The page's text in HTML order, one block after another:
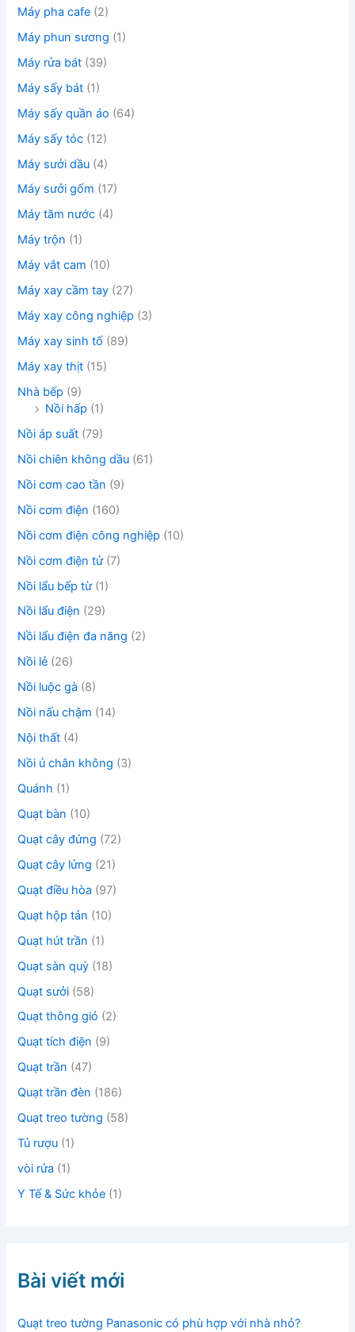
Máy pha cafe (2)
Máy phun sương (1)
Máy rửa bát (39)
Máy sấy bát (1)
Máy sấy quần áo (64)
Máy sấy tóc (12)
Máy sưởi dầu (4)
Máy sưởi gốm (17)
Máy tăm nước (4)
Máy trộn (1)
Máy vắt cam (10)
Máy xay cầm tay (27)
Máy xay công nghiệp (3)
Máy xay sinh tố (89)
Máy xay thịt (15)
Nhà bếp (9)
Nồi hấp (1)
Nồi áp suất (79)
Nồi chiên không dầu (61)
Nồi cơm cao tần (9)
Nồi cơm điện (160)
Nồi cơm điện công nghiệp (10)
Nồi cơm điện tử (7)
Nồi lẩu bếp từ (1)
Nồi lẩu điện (29)
Nồi lẩu điện đa năng (2)
Nồi lẻ (26)
Nồi luộc gà (8)
Nồi nấu chậm (14)
Nội thất (4)
Nồi ủ chân không (3)
Quánh (1)
Quạt bàn (10)
Quạt cây đứng (72)
Quạt cây lửng (21)
Quạt điều hòa (97)
Quạt hộp tản (10)
Quạt hút trần (1)
Quạt sàn quỳ (18)
Quạt sưởi (58)
Quạt thông gió (2)
Quạt tích điện (9)
Quạt trần (47)
Quạt trần đèn (186)
Quạt treo tường (58)
Tủ rượu (1)
vòi rửa (1)
Y Tế & Sức khỏe (1)
Bài viết mới
Quạt treo tường Panasonic có phù hợp với nhà nhỏ?